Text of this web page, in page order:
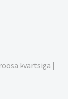
kvartsiga |